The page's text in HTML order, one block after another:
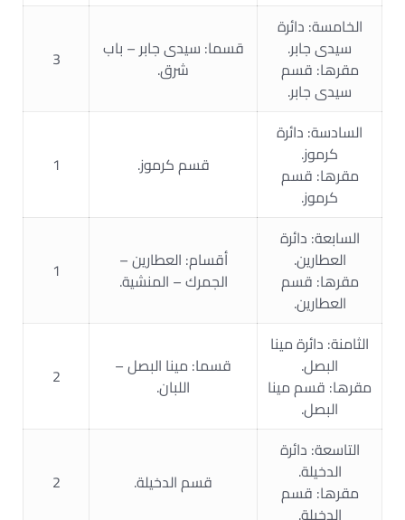
الخامسة: دائرة
سيدى جابر.
مقرها: قسم
سيدى جابر.
قسما: سيدى جابر – باب
شرق.
3
السادسة: دائرة
كرموز.
مقرها: قسم
كرموز.
قسم كرموز. 1
السابعة: دائرة
العطارين.
مقرها: قسم
العطارين.
أقسام: العطارين –
الجمرك – المنشية.
1
الثامنة: دائرة مينا
البصل.
مقرها: قسم مينا
البصل.
قسما: مينا البصل –
اللبان.
2
التاسعة: دائرة
الدخيلة.
مقرها: قسم
الدخيلة.
قسم الدخيلة. 2